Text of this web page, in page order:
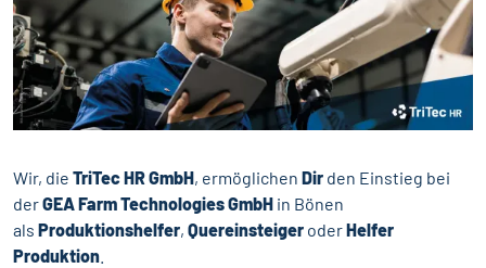
Wir, die TriTec HR GmbH, ermöglichen Dir den Einstieg bei
derGEA Farm Technologies GmbH in Bönen
als Produktionshelfer, Quereinsteiger oderHelfer
Produktion